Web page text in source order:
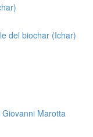
del biochar (Ichar)
Marotta